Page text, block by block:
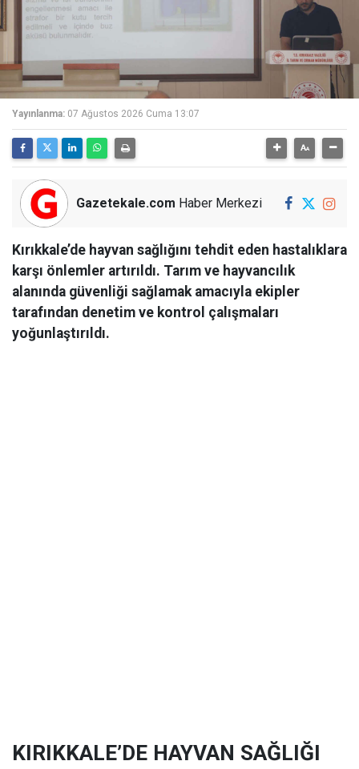
Yayınlanma: 07 Ağustos 2026 Cuma 13:07
Gazetekale.com Haber Merkezi
Kırıkkale’de hayvan sağlığını tehdit eden hastalıklara
karşı önlemler artırıldı. Tarım ve hayvancılık
alanında güvenliği sağlamak amacıyla ekipler
tarafından denetim ve kontrol çalışmaları
yoğunlaştırıldı.
KIRIKKALE’DE HAYVAN SAĞLIĞI